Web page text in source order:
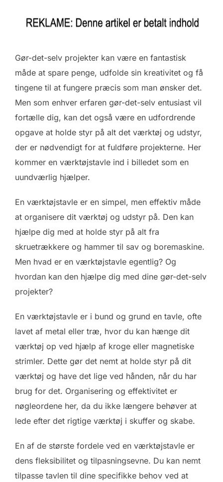
Gør-det-selv projekter kan være en fantastisk
måde at spare penge, udfolde sin kreativitet og få
tingene til at fungere præcis som man ønsker det.
Men som enhver erfaren gør-det-selv entusiast vil
fortælle dig, kan det også være en udfordrende
opgave at holde styr på alt det værktøj og udstyr,
der er nødvendigt for at fuldføre projekterne. Her
kommer en værktøjstavle ind i billedet som en
uundværlig hjælper.
En værktøjstavle er en simpel, men effektiv måde
at organisere dit værktøj og udstyr på. Den kan
hjælpe dig med at holde styr på alt fra
skruetrækkere og hammer til sav og boremaskine.
Men hvad er en værktøjstavle egentlig? Og
hvordan kan den hjælpe dig med dine gør-det-selv
projekter?
En værktøjstavle er i bund og grund en tavle, ofte
lavet af metal eller træ, hvor du kan hænge dit
værktøj op ved hjælp af kroge eller magnetiske
strimler. Dette gør det nemt at holde styr på dit
værktøj og have det lige ved hånden, når du har
brug for det. Organisering og effektivitet er
nøgleordene her, da du ikke længere behøver at
lede efter det rigtige værktøj i skuffer og skabe.
En af de største fordele ved en værktøjstavle er
dens fleksibilitet og tilpasningsevne. Du kan nemt
tilpasse tavlen til dine specifikke behov ved at